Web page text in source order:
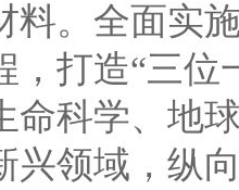
料。全面实
，打造“三
命科学、地
兴领域，纵